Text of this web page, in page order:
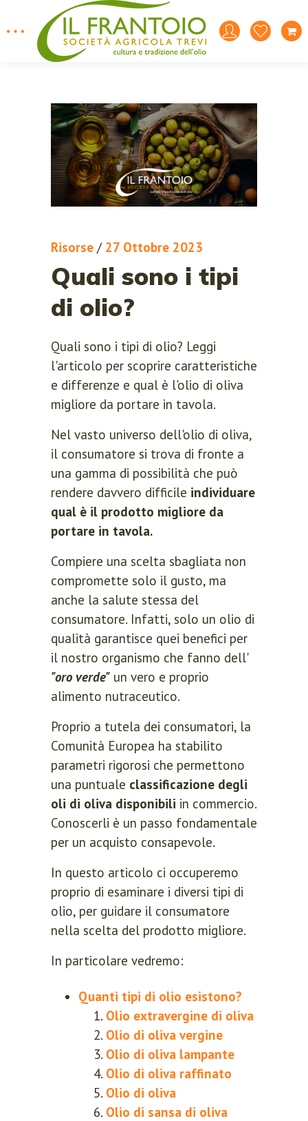
Risorse / 27 Ottobre 2023
Quali sono i tipi
di olio?
Quali sono i tipi di olio? Leggi
l'articolo per scoprire caratteristiche
e differenze e qual è l'olio di oliva
migliore da portare in tavola.
Nel vasto universo dell'olio di oliva,
il consumatore si trova di fronte a
una gamma di possibilità che può
rendere davvero difficile individuare
qual è il prodotto migliore da
portare in tavola.
Compiere una scelta sbagliata non
compromette solo il gusto, ma
anche la salute stessa del
consumatore. Infatti, solo un olio di
qualità garantisce quei benefici per
il nostro organismo che fanno dell'
"oro verde" un vero e proprio
alimento nutraceutico.
Proprio a tutela dei consumatori, la
Comunità Europea ha stabilito
parametri rigorosi che permettono
una puntuale classificazione degli
oli di oliva disponibili in commercio.
Conoscerli è un passo fondamentale
per un acquisto consapevole.
In questo articolo ci occuperemo
proprio di esaminare i diversi tipi di
olio, per guidare il consumatore
nella scelta del prodotto migliore.
In particolare vedremo:
Quanti tipi di olio esistono?
Olio extravergine di oliva
Olio di oliva vergine
Olio di oliva lampante
Olio di oliva raffinato
Olio di oliva
Olio di sansa di oliva